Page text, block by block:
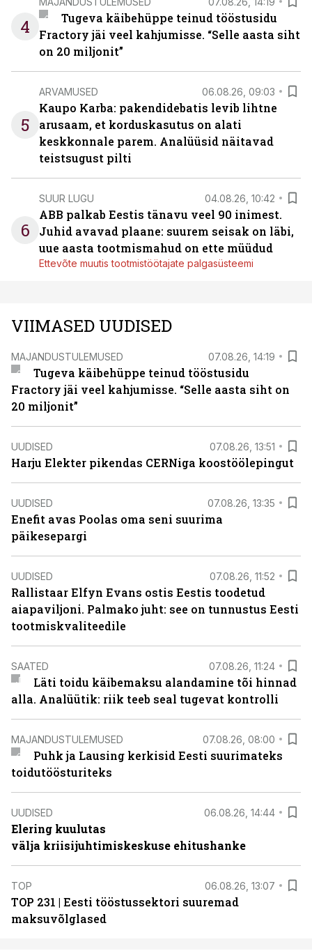
4
Tugeva käibehüppe teinud tööstusidu
Fractory jäi veel kahjumisse. “Selle aasta siht
on 20 miljonit”
5
ARVAMUSED 06.08.26, 09:03
Kaupo Karba: pakendidebatis levib lihtne
arusaam, et korduskasutus on alati
keskkonnale parem. Analüüsid näitavad
teistsugust pilti
6
SUUR LUGU 04.08.26, 10:42
ABB palkab Eestis tänavu veel 90 inimest.
Juhid avavad plaane: suurem seisak on läbi,
uue aasta tootmismahud on ette müüdud
Ettevõte muutis tootmistöötajate palgasüsteemi
VIIMASED UUDISED
MAJANDUSTULEMUSED 07.08.26, 14:19
Tugeva käibehüppe teinud tööstusidu
Fractory jäi veel kahjumisse. “Selle aasta siht on
20 miljonit”
UUDISED 07.08.26, 13:51
Harju Elekter pikendas CERNiga koostöölepingut
UUDISED 07.08.26, 13:35
Enefit avas Poolas oma seni suurima
päikesepargi
UUDISED 07.08.26, 11:52
Rallistaar Elfyn Evans ostis Eestis toodetud
aiapaviljoni. Palmako juht: see on tunnustus Eesti
tootmiskvaliteedile
SAATED 07.08.26, 11:24
Läti toidu käibemaksu alandamine tõi hinnad
alla. Analüütik: riik teeb seal tugevat kontrolli
MAJANDUSTULEMUSED 07.08.26, 08:00
Puhk ja Lausing kerkisid Eesti suurimateks
toidutöösturiteks
UUDISED 06.08.26, 14:44
Elering kuulutas
välja kriisijuhtimiskeskuse ehitushanke
TOP 06.08.26, 13:07
TOP 231 | Eesti tööstussektori suuremad
maksuvõlglased